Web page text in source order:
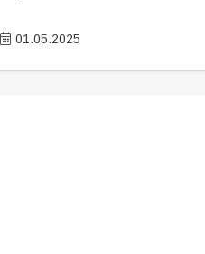
01.05.2025